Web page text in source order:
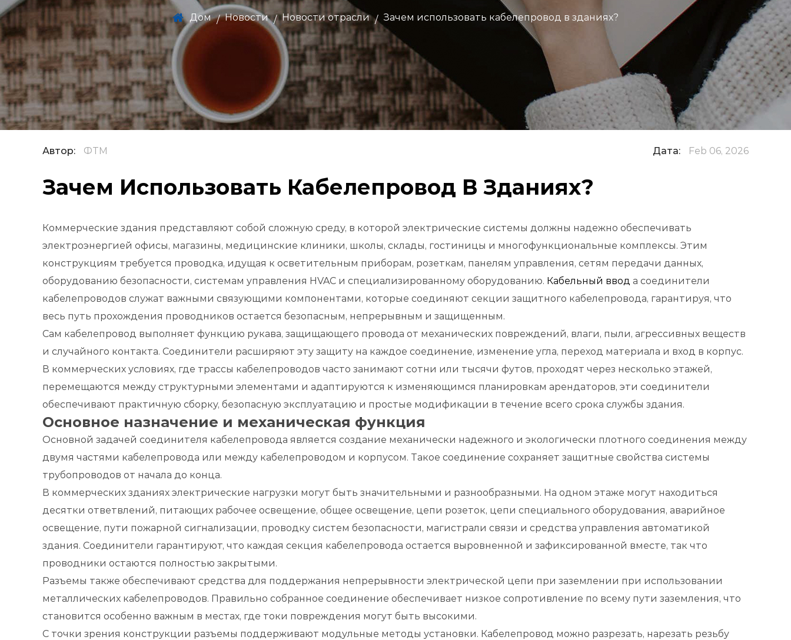
Дом / Новости / Новости отрасли / Зачем использовать кабелепровод в зданиях?
Автор: ФТМ Дата: Feb 06, 2026
Зачем Использовать Кабелепровод В Зданиях?
Коммерческие здания представляют собой сложную среду, в которой электрические системы должны надежно обеспечивать
электроэнергией офисы, магазины, медицинские клиники, школы, склады, гостиницы и многофункциональные комплексы. Этим
конструкциям требуется проводка, идущая к осветительным приборам, розеткам, панелям управления, сетям передачи данных,
оборудованию безопасности, системам управления HVAC и специализированному оборудованию. Кабельный ввод а соединители
кабелепроводов служат важными связующими компонентами, которые соединяют секции защитного кабелепровода, гарантируя, что
весь путь прохождения проводников остается безопасным, непрерывным и защищенным.
Сам кабелепровод выполняет функцию рукава, защищающего провода от механических повреждений, влаги, пыли, агрессивных веществ
и случайного контакта. Соединители расширяют эту защиту на каждое соединение, изменение угла, переход материала и вход в корпус.
В коммерческих условиях, где трассы кабелепроводов часто занимают сотни или тысячи футов, проходят через несколько этажей,
перемещаются между структурными элементами и адаптируются к изменяющимся планировкам арендаторов, эти соединители
обеспечивают практичную сборку, безопасную эксплуатацию и простые модификации в течение всего срока службы здания.
Основное назначение и механическая функция
Основной задачей соединителя кабелепровода является создание механически надежного и экологически плотного соединения между
двумя частями кабелепровода или между кабелепроводом и корпусом. Такое соединение сохраняет защитные свойства системы
трубопроводов от начала до конца.
В коммерческих зданиях электрические нагрузки могут быть значительными и разнообразными. На одном этаже могут находиться
десятки ответвлений, питающих рабочее освещение, общее освещение, цепи розеток, цепи специального оборудования, аварийное
освещение, пути пожарной сигнализации, проводку систем безопасности, магистрали связи и средства управления автоматикой
здания. Соединители гарантируют, что каждая секция кабелепровода остается выровненной и зафиксированной вместе, так что
проводники остаются полностью закрытыми.
Разъемы также обеспечивают средства для поддержания непрерывности электрической цепи при заземлении при использовании
металлических кабелепроводов. Правильно собранное соединение обеспечивает низкое сопротивление по всему пути заземления, что
становится особенно важным в местах, где токи повреждения могут быть высокими.
С точки зрения конструкции разъемы поддерживают модульные методы установки. Кабелепровод можно разрезать, нарезать резьбу